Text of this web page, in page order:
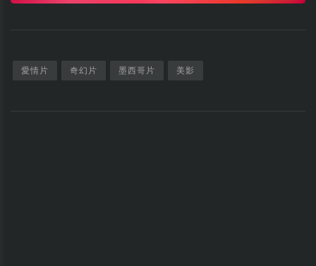
愛情片 奇幻片 墨西哥片 美影